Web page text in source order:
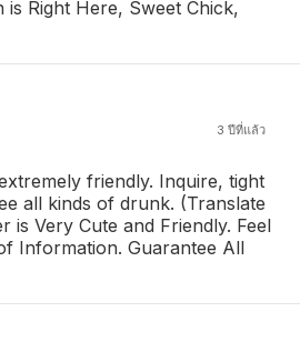
is Right Here, Sweet Chick,
3 ปีที่แล้ว
friendly. Inquire, tight
all kinds of drunk. (Translate
is Very Cute and Friendly. Feel
Information. Guarantee All